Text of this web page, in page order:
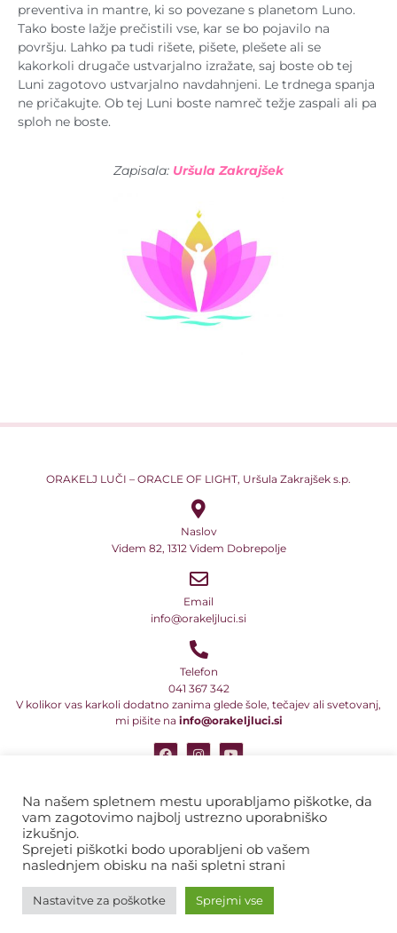
preventiva in mantre, ki so povezane s planetom Luno.
Tako boste lažje prečistili vse, kar se bo pojavilo na
površju. Lahko pa tudi rišete, pišete, plešete ali se
kakorkoli drugače ustvarjalno izražate, saj boste ob tej
Luni zagotovo ustvarjalno navdahnjeni. Le trdnega spanja
ne pričakujte. Ob tej Luni boste namreč težje zaspali ali pa
sploh ne boste.
Zapisala: Uršula Zakrajšek
ORAKELJ LUČI – ORACLE OF LIGHT, Uršula Zakrajšek s.p.
Naslov
Videm 82, 1312 Videm Dobrepolje
Email
info@orakeljluci.si
Telefon
041 367 342
V kolikor vas karkoli dodatno zanima glede šole, tečajev ali svetovanj,
mi pišite na info@orakeljluci.si
programe in njihova imena ter naslove. Zato ta besedila, tekste, dela
besedil ali sporočil in informacij ni dovoljeno prepisovati, razmnoževati
ali kakor koli drugače razširjati v komercialne namene.
Pravno obvestilo
Na našem spletnem mestu uporabljamo piškotke, da
vam zagotovimo najbolj ustrezno uporabniško
izkušnjo.
Sprejeti piškotki bodo uporabljeni ob vašem
naslednjem obisku na naši spletni strani
Nastavitve za poškotke Sprejmi vse